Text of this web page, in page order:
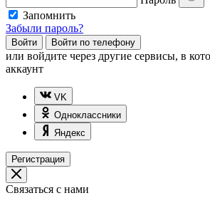
Запомнить
Забыли пароль?
Войти Войти по телефону
или войдите через другие сервисы, в
аккаунт
VK
Одноклассники
Яндекс
Регистрация
Связаться с нами